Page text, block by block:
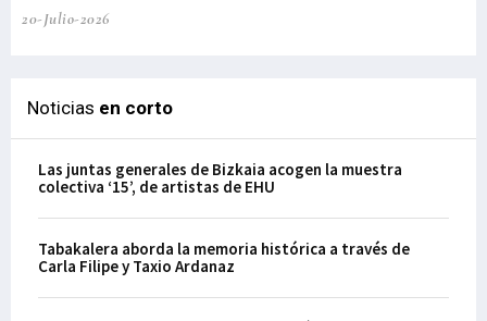
20-Julio-2026
Noticias en corto
Las juntas generales de Bizkaia acogen la muestra
colectiva ‘15’, de artistas de EHU
Tabakalera aborda la memoria histórica a través de
Carla Filipe y Taxio Ardanaz